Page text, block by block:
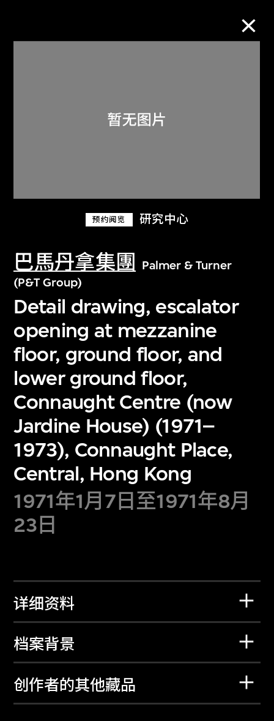
预约阅览 研究中心
巴馬丹拿集團
Palmer & Turner
(P&T Group)
Detail drawing, escalator
opening at mezzanine
floor, ground floor, and
lower ground floor,
Connaught Centre (now
Jardine House) (1971–
1973), Connaught Place,
Central, Hong Kong
1971年1月7日至1971年8月
23日
详细资料
档案背景
创作者的其他藏品
关于M+藏品
探索世界顶级的二十及二十一世纪视觉
文化藏品。